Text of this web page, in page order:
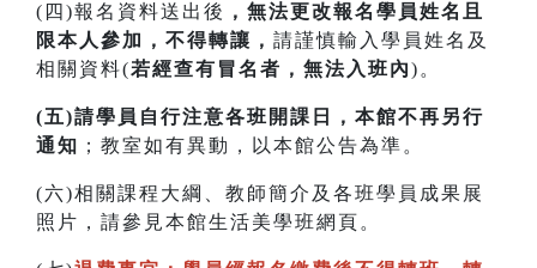
(四)報名資料送出後 ，無法更改報名學員姓名且
限本人參加，不得轉讓， 請謹慎輸入學員姓名及
相關資料(若經查有冒名者，無法入班內)。
(五)請學員自行注意各班開課日，本館不再另行
通知 ；教室如有異動，以本館公告為準。
(六)相關課程大綱、教師簡介及各班學員成果展
照片，請參見本館生活美學班網頁。